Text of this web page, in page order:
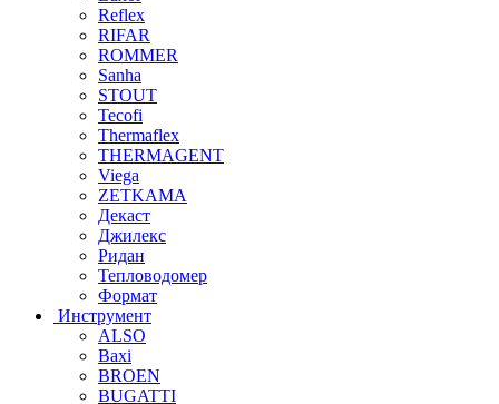
Reflex
RIFAR
ROMMER
Sanha
STOUT
Tecofi
Thermaflex
THERMAGENT
Viega
ZETKAMA
Декаст
Джилекс
Ридан
Тепловодомер
Формат
Инструмент
ALSO
Baxi
BROEN
BUGATTI